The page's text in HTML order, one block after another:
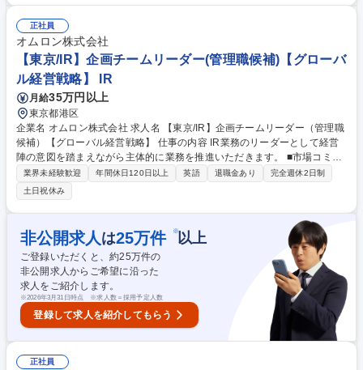
融機能の追加、パーソナライズ機能の設計 ■効果測定（開封率・CV率な
ど）を通じたPDCAの推進 ■外部ベンダーとの仕様調整・進行管理を主導
■営業店・広報・システム部門との連携を図り、施策の実現性を高める ■
デジタル施策の進捗や成果を定期的に報告 ■経営判断を支えるデータ分析
や市場動向の提供 募集職種 [札幌/デジタルマーケティング]年間休日124
日/企画推進力◎/データマーケ経験◎
正社員
オムロン株式会社
【東京/IR】企画チームリーダー(管理職候補)【グローバ
ル経営戦略】 IR
月給35万円以上
東京都港区
企業名 オムロン株式会社 求人名 【東京/IR】企画チームリーダー（管理職
候補）【グローバル経営戦略】 仕事の内容 IR業務のリーダーとして経営
陣の意図を踏まえながら主体的に業務を推進いただきます。 ■市場コミュ
ニケーションプランの策定、投資家ターゲティング戦略の立案■機関投資
家との面談企画・実行およびスピーカー対応■海外ロードショーへの帯同
および現地における調整、ロジスティクス構築■経営陣が求める情報の先
読みと資料企画・作成■投資家との対話内容を踏まえた経営への提言 単な
るオペレーションではなく、経営の意思決定を支える「パートナー」とし
ての役割を担っていただきます。 募集職種 【東京/IR】企画チームリーダ
ー（管理職候補）【グローバル経営戦略】
業界未経験歓迎 年間休日120日以上 英語 退職金あり
完全週休2日制
土日祝休み
非公開求人 は25万件 ※以上
ご登録いただくと、約25万件の
非公開求人からご希望に沿った
求人をご紹介します。
※2026年3月31日時点 ※求人数＝採用予定人数
登録して求人を紹介してもらう
正社員